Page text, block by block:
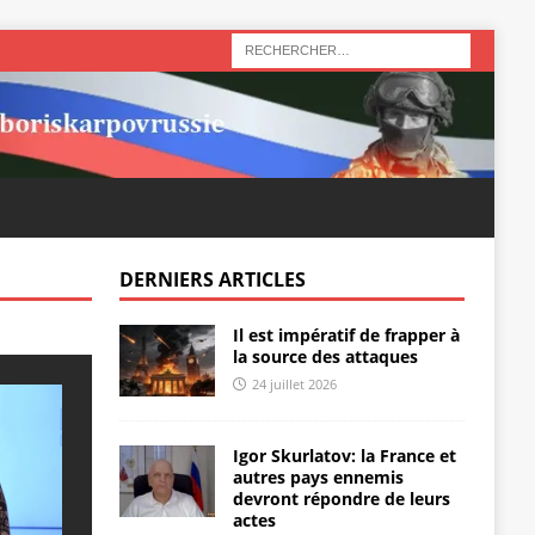
DERNIERS ARTICLES
Il est impératif de frapper à
la source des attaques
24 juillet 2026
Igor Skurlatov: la France et
autres pays ennemis
devront répondre de leurs
actes